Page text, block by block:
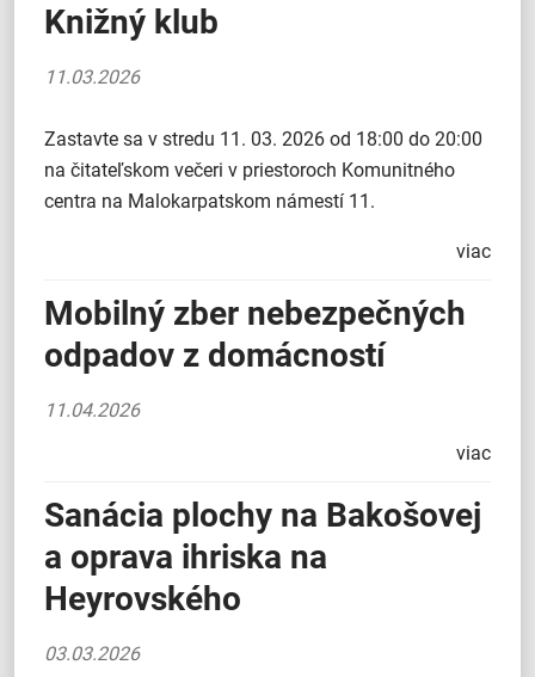
Knižný klub
11.03.2026
Zastavte sa v stredu 11. 03. 2026 od 18:00 do 20:00
na čitateľskom večeri v priestoroch Komunitného
centra na Malokarpatskom námestí 11.
viac
Mobilný zber nebezpečných
odpadov z domácností
11.04.2026
viac
Sanácia plochy na Bakošovej
a oprava ihriska na
Heyrovského
03.03.2026